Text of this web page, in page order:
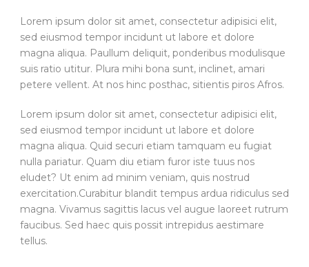
Lorem ipsum dolor sit amet, consectetur adipisici elit,
sed eiusmod tempor incidunt ut labore et dolore
magna aliqua. Paullum deliquit, ponderibus modulisque
suis ratio utitur. Plura mihi bona sunt, inclinet, amari
petere vellent. At nos hinc posthac, sitientis piros Afros.
Lorem ipsum dolor sit amet, consectetur adipisici elit,
sed eiusmod tempor incidunt ut labore et dolore
magna aliqua. Quid securi etiam tamquam eu fugiat
nulla pariatur. Quam diu etiam furor iste tuus nos
eludet? Ut enim ad minim veniam, quis nostrud
exercitation.Curabitur blandit tempus ardua ridiculus sed
magna. Vivamus sagittis lacus vel augue laoreet rutrum
faucibus. Sed haec quis possit intrepidus aestimare
tellus.